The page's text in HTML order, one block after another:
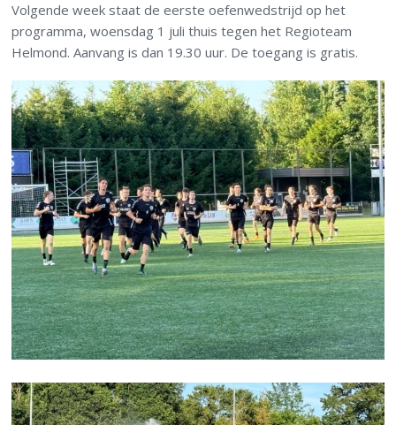
Volgende week staat de eerste oefenwedstrijd op het
programma, woensdag 1 juli thuis tegen het Regioteam
Helmond. Aanvang is dan 19.30 uur. De toegang is gratis.